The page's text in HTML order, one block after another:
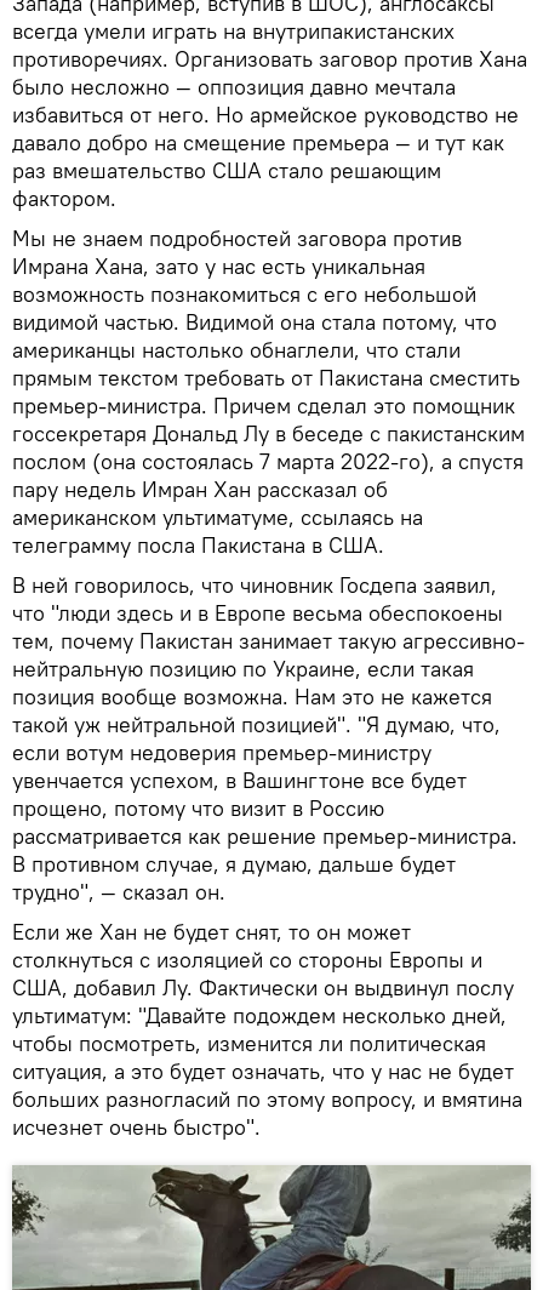
всегда умели играть на внутрипакистанских
противоречиях. Организовать заговор против Хана
было несложно — оппозиция давно мечтала
избавиться от него. Но армейское руководство не
давало добро на смещение премьера — и тут как
раз вмешательство США стало решающим
фактором.
Мы не знаем подробностей заговора против
Имрана Хана, зато у нас есть уникальная
возможность познакомиться с его небольшой
видимой частью. Видимой она стала потому, что
американцы настолько обнаглели, что стали
прямым текстом требовать от Пакистана сместить
премьер-министра. Причем сделал это помощник
госсекретаря Дональд Лу в беседе с пакистанским
послом (она состоялась 7 марта 2022-го), а спустя
пару недель Имран Хан рассказал об
американском ультиматуме, ссылаясь на
телеграмму посла Пакистана в США.
В ней говорилось, что чиновник Госдепа заявил,
что "люди здесь и в Европе весьма обеспокоены
тем, почему Пакистан занимает такую ​​агрессивно-
нейтральную позицию по Украине, если такая
позиция вообще возможна. Нам это не кажется
такой уж нейтральной позицией". "Я думаю, что,
если вотум недоверия премьер-министру
увенчается успехом, в Вашингтоне все будет
прощено, потому что визит в Россию
рассматривается как решение премьер-министра.
В противном случае, я думаю, дальше будет
трудно", — сказал он.
Если же Хан не будет снят, то он может
столкнуться с изоляцией со стороны Европы и
США, добавил Лу. Фактически он выдвинул послу
ультиматум: "Давайте подождем несколько дней,
чтобы посмотреть, изменится ли политическая
ситуация, а это будет означать, что у нас не будет
больших разногласий по этому вопросу, и вмятина
исчезнет очень быстро".